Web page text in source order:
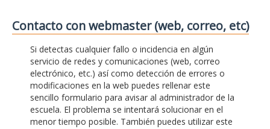
Contacto con webmaster (web, correo, etc)
Si detectas cualquier fallo o incidencia en algún
servicio de redes y comunicaciones (web, correo
electrónico, etc.) así como detección de errores o
modificaciones en la web puedes rellenar este
sencillo formulario para avisar al administrador de la
escuela. El problema se intentará solucionar en el
menor tiempo posible. También puedes utilizar este